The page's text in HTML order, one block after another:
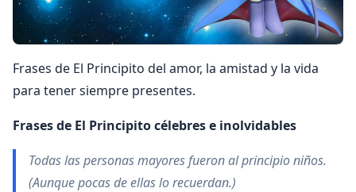
Frases de El Principito del amor, la amistad y la vida
para tener siempre presentes.
Frases de El Principito célebres e inolvidables
Todas las personas mayores fueron al principio niños.
(Aunque pocas de ellas lo recuerdan.)